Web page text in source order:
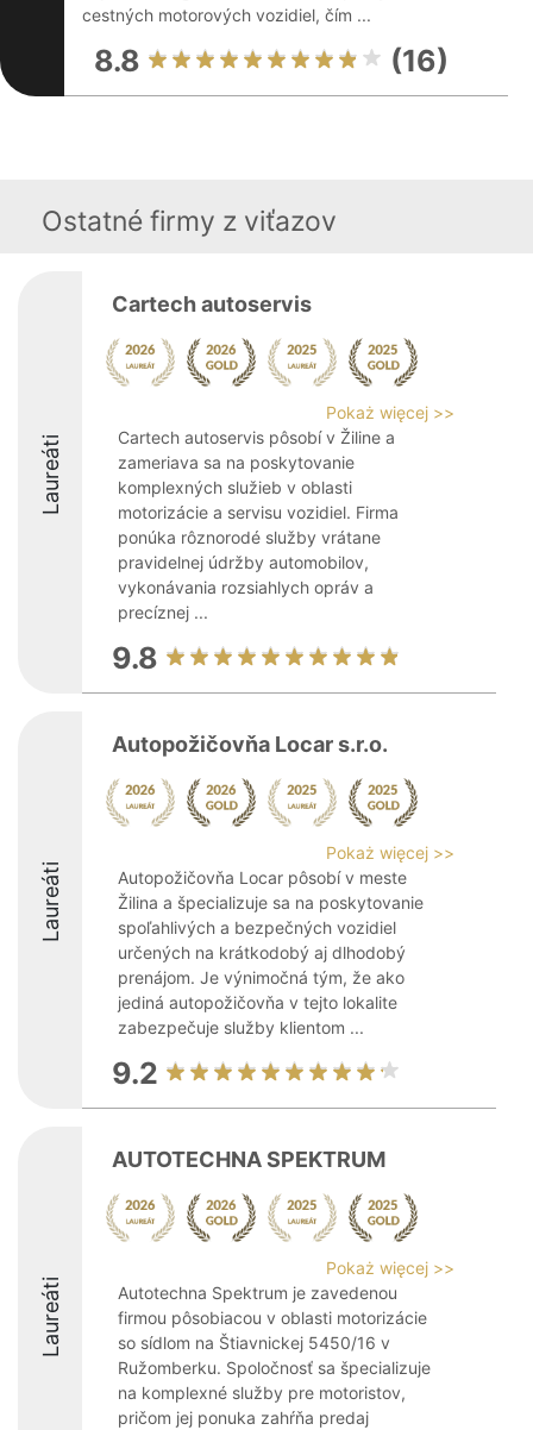
cestných motorových vozidiel, čím ...
8.8 (16)
Ostatné firmy z viťazov
Laureáti
Cartech autoservis
Pokaż więcej >>
Cartech autoservis pôsobí v Žiline a
zameriava sa na poskytovanie
komplexných služieb v oblasti
motorizácie a servisu vozidiel. Firma
ponúka rôznorodé služby vrátane
pravidelnej údržby automobilov,
vykonávania rozsiahlych opráv a
precíznej ...
9.8
Laureáti
Autopožičovňa Locar s.r.o.
Pokaż więcej >>
Autopožičovňa Locar pôsobí v meste
Žilina a špecializuje sa na poskytovanie
spoľahlivých a bezpečných vozidiel
určených na krátkodobý aj dlhodobý
prenájom. Je výnimočná tým, že ako
jediná autopožičovňa v tejto lokalite
zabezpečuje služby klientom ...
9.2
Laureáti
AUTOTECHNA SPEKTRUM
Pokaż więcej >>
Autotechna Spektrum je zavedenou
firmou pôsobiacou v oblasti motorizácie
so sídlom na Štiavnickej 5450/16 v
Ružomberku. Spoločnosť sa špecializuje
na komplexné služby pre motoristov,
pričom jej ponuka zahŕňa predaj